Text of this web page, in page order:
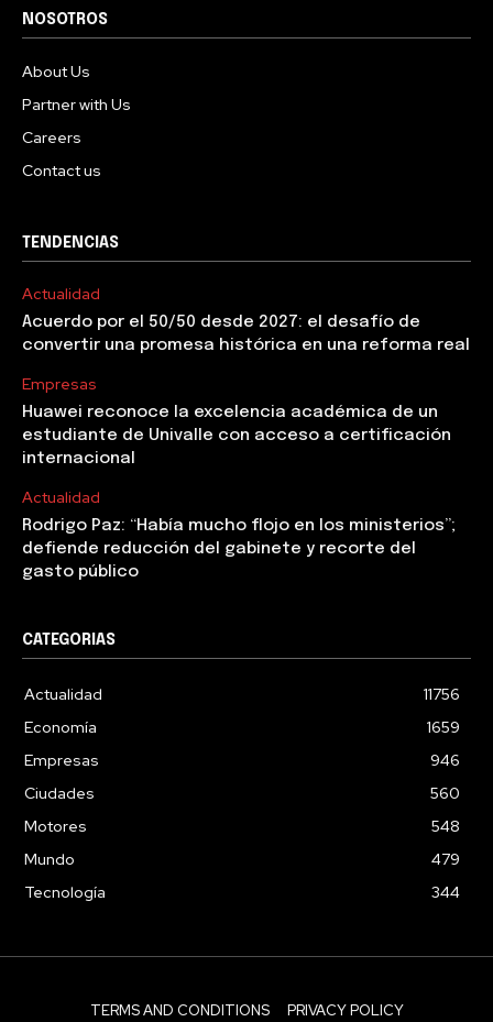
NOSOTROS
About Us
Partner with Us
Careers
Contact us
TENDENCIAS
Actualidad
Acuerdo por el 50/50 desde 2027: el desafío de
convertir una promesa histórica en una reforma real
Empresas
Huawei reconoce la excelencia académica de un
estudiante de Univalle con acceso a certificación
internacional
Actualidad
Rodrigo Paz: “Había mucho flojo en los ministerios”;
defiende reducción del gabinete y recorte del
gasto público
CATEGORIAS
Actualidad
11756
Economía
1659
Empresas
946
Ciudades
560
Motores
548
Mundo
479
Tecnología
344
TERMS AND CONDITIONS PRIVACY POLICY